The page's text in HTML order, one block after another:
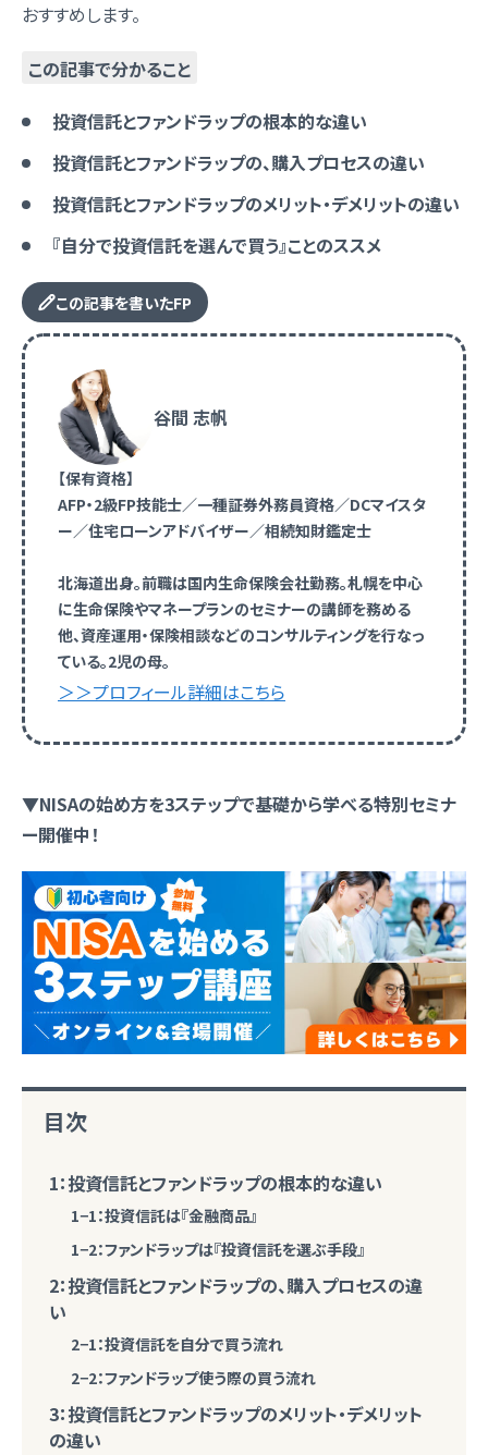
おすすめします。
この記事で分かること
投資信託とファンドラップの根本的な違い
投資信託とファンドラップの、購入プロセスの違い
投資信託とファンドラップのメリット・デメリットの違い
『自分で投資信託を選んで買う』ことのススメ
この記事を書いたFP
谷間 志帆
【保有資格】
AFP・2級FP技能士／一種証券外務員資格／DCマイスタ
ー／住宅ローンアドバイザー／相続知財鑑定士
北海道出身。前職は国内生命保険会社勤務。札幌を中心
に生命保険やマネープランのセミナーの講師を務める
他、資産運用・保険相談などのコンサルティングを行なっ
ている。2児の母。
＞＞プロフィール詳細はこちら
▼NISAの始め方を3ステップで基礎から学べる特別セミナ
ー開催中！
目次
1：投資信託とファンドラップの根本的な違い
1−1：投資信託は『金融商品』
1−2：ファンドラップは『投資信託を選ぶ手段』
2：投資信託とファンドラップの、購入プロセスの違
い
2−1：投資信託を自分で買う流れ
2−2：ファンドラップ使う際の買う流れ
3：投資信託とファンドラップのメリット・デメリット
の違い